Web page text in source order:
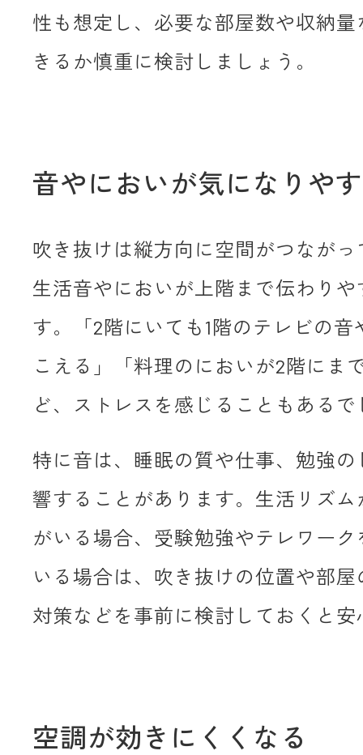
性も想定し、必要な部屋数や収納
きるか慎重に検討しましょう。
音やにおいが気になりや
吹き抜けは縦方向に空間がつなが
生活音やにおいが上階まで伝わり
す。「2階にいても1階のテレビの音
こえる」「料理のにおいが2階にま
ど、ストレスを感じることもある
特に音は、睡眠の質や仕事、勉強
響することがあります。生活リズ
がいる場合、受験勉強やテレワー
いる場合は、吹き抜けの位置や部
対策などを事前に検討しておくと安
空調が効きにくくなる